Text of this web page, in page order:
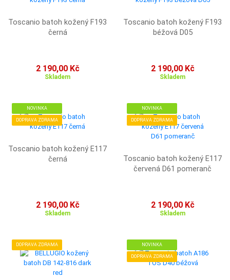
Toscanio batoh kožený F193
černá
2 190,00 Kč
Skladem
Toscanio batoh kožený F193
béžová D05
2 190,00 Kč
Skladem
NOVINKA
DOPRAVA ZDRAMA
Toscanio batoh kožený E117
černá
2 190,00 Kč
Skladem
NOVINKA
DOPRAVA ZDRAMA
Toscanio batoh kožený E117
červená D61 pomeranč
2 190,00 Kč
Skladem
DOPRAVA ZDRAMA NOVINKA
DOPRAVA ZDRAMA